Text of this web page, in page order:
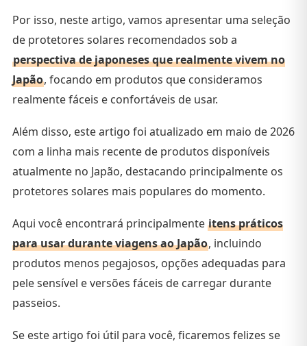
Por isso, neste artigo, vamos apresentar uma seleção
de protetores solares recomendados sob a
perspectiva de japoneses que realmente vivem no
Japão, focando em produtos que consideramos
realmente fáceis e confortáveis de usar.
Além disso, este artigo foi atualizado em maio de 2026
com a linha mais recente de produtos disponíveis
atualmente no Japão, destacando principalmente os
protetores solares mais populares do momento.
Aqui você encontrará principalmente itens práticos
para usar durante viagens ao Japão, incluindo
produtos menos pegajosos, opções adequadas para
pele sensível e versões fáceis de carregar durante
passeios.
Se este artigo foi útil para você, ficaremos felizes se